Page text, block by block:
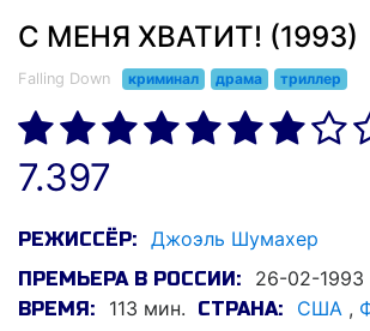
С МЕНЯ ХВАТИТ! (1993)
Falling Down криминал драма триллер
7.397
РЕЖИССЁР: Джоэль Шумахер
ПРЕМЬЕРА В РОССИИ: 26-02-1993
ВРЕМЯ: 113 мин. СТРАНА: США ,